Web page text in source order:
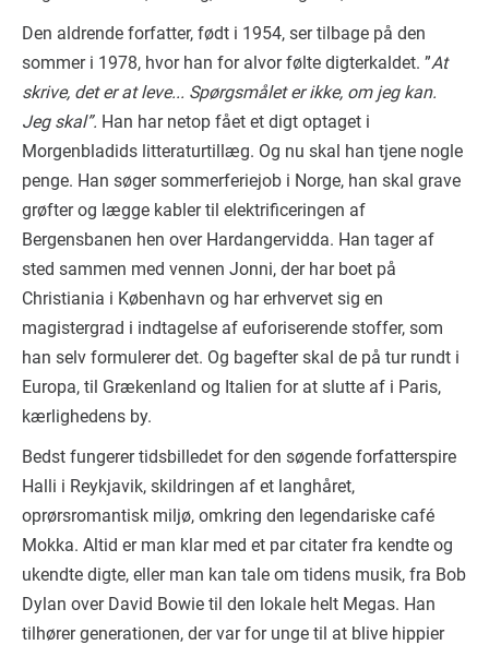
Den aldrende forfatter, født i 1954, ser tilbage på den
sommer i 1978, hvor han for alvor følte digterkaldet. ”At
skrive, det er at leve... Spørgsmålet er ikke, om jeg kan.
Jeg skal”. Han har netop fået et digt optaget i
Morgenbladids litteraturtillæg. Og nu skal han tjene nogle
penge. Han søger sommerferiejob i Norge, han skal grave
grøfter og lægge kabler til elektrificeringen af
Bergensbanen hen over Hardangervidda. Han tager af
sted sammen med vennen Jonni, der har boet på
Christiania i København og har erhvervet sig en
magistergrad i indtagelse af euforiserende stoffer, som
han selv formulerer det. Og bagefter skal de på tur rundt i
Europa, til Grækenland og Italien for at slutte af i Paris,
kærlighedens by.
Bedst fungerer tidsbilledet for den søgende forfatterspire
Halli i Reykjavik, skildringen af et langhåret,
oprørsromantisk miljø, omkring den legendariske café
Mokka. Altid er man klar med et par citater fra kendte og
ukendte digte, eller man kan tale om tidens musik, fra Bob
Dylan over David Bowie til den lokale helt Megas. Han
tilhører generationen, der var for unge til at blive hippier